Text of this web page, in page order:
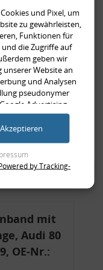
mit
Ecken,
Typ 89,
+
999,99 €
999,99 € pro 1
mit
Audi 80
OE-Nr.:
und Pixel, um
zu gewährleisten,
Funktionen für
die Zugriffe auf
geben wir
Website an
und Analysen
pseudonymer
Advertising
möglicherweise mit
bereitgestellt haben
gesammelt haben
Ihre Einwilligung zur
Sie jederzeit
Button links
unsere Partner:
auf einem Endgerät
von Werbeanzeigen
Akzeptieren
by Tracking-